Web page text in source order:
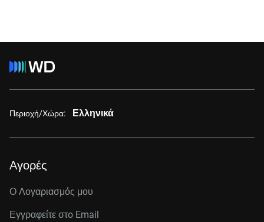
Περιοχή/Χώρα: Ελληνικά
Αγορές
Ο Λογαριασμός μου
Εγγραφείτε στo Email